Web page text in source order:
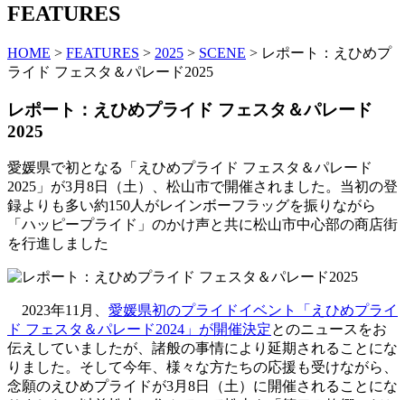
FEATURES
HOME > FEATURES > 2025 > SCENE > レポート：えひめプ
ライド フェスタ＆パレード2025
レポート：えひめプライド フェスタ＆パレード
2025
愛媛県で初となる「えひめプライド フェスタ＆パレード
2025」が3月8日（土）、松山市で開催されました。当初の登
録よりも多い約150人がレインボーフラッグを振りながら
「ハッピープライド」のかけ声と共に松山市中心部の商店街
を行進しました
2023年11月、 愛媛県初のプライドイベント「えひめプライ
ド フェスタ＆パレード2024」が開催決定とのニュースをお
伝えしていましたが、諸般の事情により延期されることにな
りました。そして今年、様々な方たちの応援も受けながら、
念願のえひめプライドが3月8日（土）に開催されることにな